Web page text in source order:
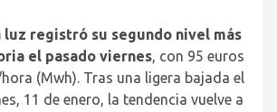
luz registró su segundo nivel más
el pasado viernes, con 95 euros
(Mwh). Tras una ligera bajada el
11 de enero, la tendencia vuelve a